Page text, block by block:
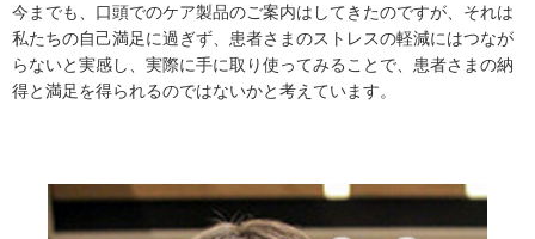
今までも、口頭でのケア製品のご案内はしてきたのですが、それは
私たちの自己満足に過ぎず、患者さまのストレスの軽減にはつなが
らないと実感し、実際に手に取り使ってみることで、患者さまの納
得と満足を得られるのではないかと考えています。